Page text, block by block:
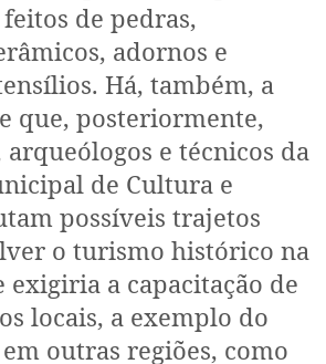
de pedras,
adornos e
Há, também, a
que, posteriormente,
e técnicos da
de Cultura e
possíveis trajetos
o turismo histórico na
exigiria a capacitação de
locais, a exemplo do
outras regiões, como